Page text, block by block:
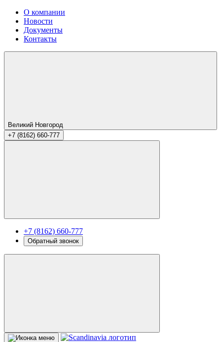
О компании
Новости
Документы
Контакты
Великий Новгород
+7 (8162) 660-777
+7 (8162) 660-777
Обратный звонок